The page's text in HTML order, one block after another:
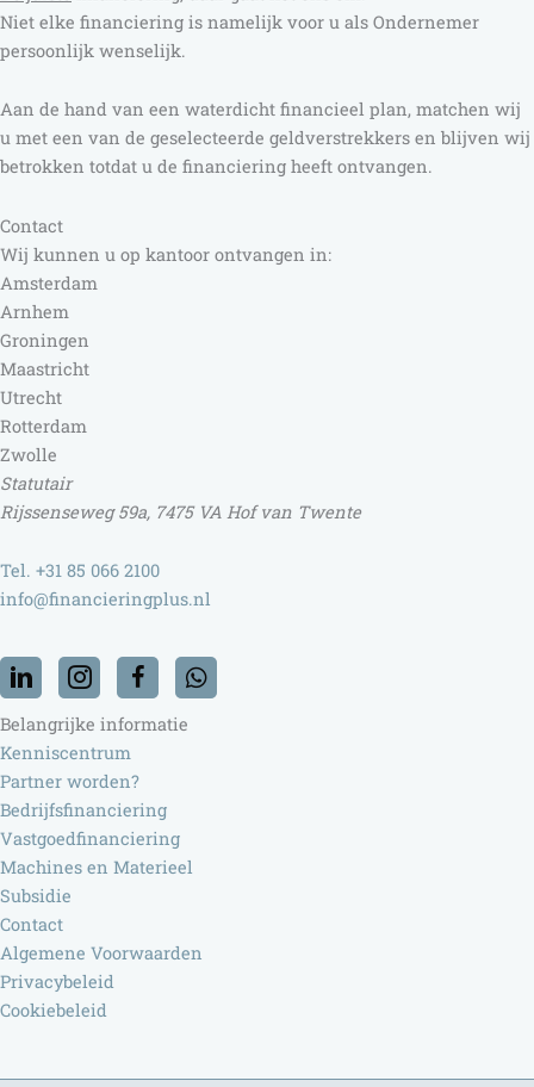
Niet elke financiering is namelijk voor u als Ondernemer
persoonlijk wenselijk.
Aan de hand van een waterdicht financieel plan, matchen wij
u met een van de geselecteerde geldverstrekkers en blijven wij
betrokken totdat u de financiering heeft ontvangen.
Contact
Wij kunnen u op kantoor ontvangen in:
Amsterdam
Arnhem
Groningen
Maastricht
Utrecht
Rotterdam
Zwolle
Statutair
Rijssenseweg 59a, 7475 VA Hof van Twente
Tel. +31 85 066 2100
info@financieringplus.nl
Belangrijke informatie
Kenniscentrum
Partner worden?
Bedrijfsfinanciering
Vastgoedfinanciering
Machines en Materieel
Subsidie
Contact
Algemene Voorwaarden
Privacybeleid
Cookiebeleid